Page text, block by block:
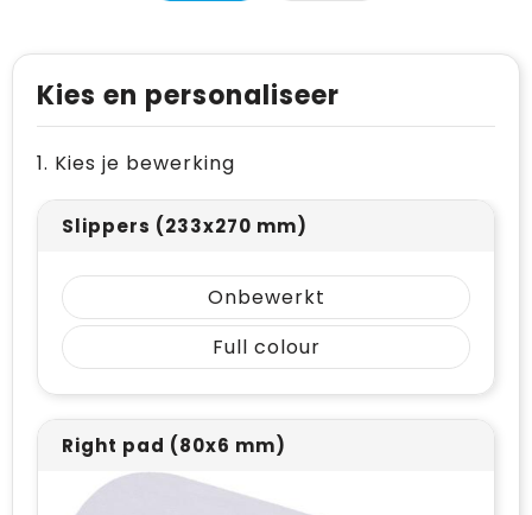
Paraplu's
Persoonlijke verzorging
Reisbenodigdheden
Schrijfwaren
Sleutelhangers en Lanyards
Snoepgoed
Spellen voor binnen en buiten
Sport
Veiligheid, Auto en Fiets
Reflecterende vesten
Gehoorbescherming
Papieren tassen
Reistassen
Rugzakken
Schoenentassen
Schoudertassen
Sporttassen
Strandtassen
Toilettassen
Waterbestendige tassen
Kies en personaliseer
1. Kies je bewerking
Slippers (233x270 mm)
Onbewerkt
Full colour
Right pad (80x6 mm)